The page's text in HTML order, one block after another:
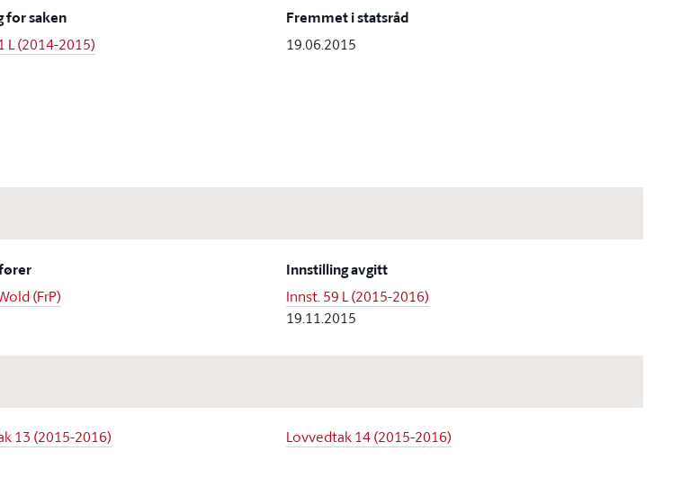
for saken
L (2014-2015)
Fremmet i statsråd
19.06.2015
(FrP)
Innstilling avgitt
Innst. 59 L (2015-2016)
19.11.2015
13 (2015-2016) Lovvedtak 14 (2015-2016)